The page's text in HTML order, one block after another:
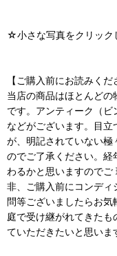
☆小さな写真をクリック
【ご購入前にお読みくだ
当店の商品はほとんど
です。アンティーク（
などがございます。目
が、明記されていない極
のでご了承ください。
わるかと思いますので
非、ご購入前にコンデ
問等ございましたらお
庭で受け継がれてきた
ていただきたいと思いま